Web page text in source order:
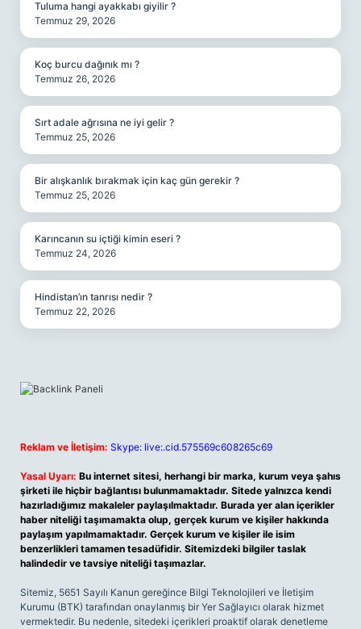
Tuluma hangi ayakkabı giyilir ?
Temmuz 29, 2026
Koç burcu dağınık mı ?
Temmuz 26, 2026
Sırt adale ağrısına ne iyi gelir ?
Temmuz 25, 2026
Bir alışkanlık bırakmak için kaç gün gerekir ?
Temmuz 25, 2026
Karıncanın su içtiği kimin eseri ?
Temmuz 24, 2026
Hindistan’ın tanrısı nedir ?
Temmuz 22, 2026
Reklam ve İletişim: Skype: live:.cid.575569c608265c69
Yasal Uyarı: Bu internet sitesi, herhangi bir marka, kurum veya şahıs
şirketi ile hiçbir bağlantısı bulunmamaktadır. Sitede yalnızca kendi
hazırladığımız makaleler paylaşılmaktadır. Burada yer alan içerikler
haber niteliği taşımamakta olup, gerçek kurum ve kişiler hakkında
paylaşım yapılmamaktadır. Gerçek kurum ve kişiler ile isim
benzerlikleri tamamen tesadüfidir. Sitemizdeki bilgiler taslak
halindedir ve tavsiye niteliği taşımazlar.
Sitemiz, 5651 Sayılı Kanun gereğince Bilgi Teknolojileri ve İletişim
Kurumu (BTK) tarafından onaylanmış bir Yer Sağlayıcı olarak hizmet
vermektedir. Bu nedenle, sitedeki içerikleri proaktif olarak denetleme